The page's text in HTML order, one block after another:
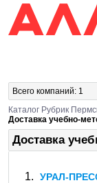
Всего компаний: 1
Каталог Рубрик
Доставка учебно-
Доставка
УРАЛ-